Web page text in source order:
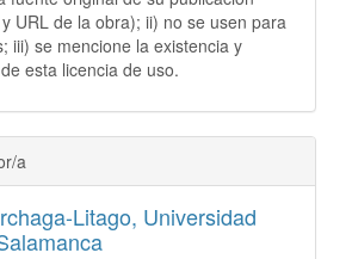
URL de la obra); ii) no se usen para
iii) se mencione la existencia y
esta licencia de uso.
a
Litago, Universidad